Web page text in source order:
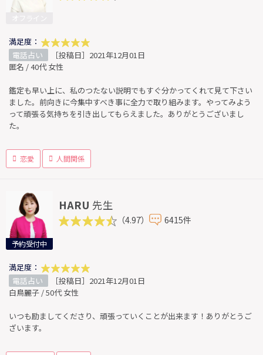
満足度：
電話占い
［投稿日］2021年12月01日
匿名 / 40代 女性
鑑定も早い上に、私のつたない説明でもすぐ分かってくれて見て下さい
ました。前向きに今集中すべき事に全力で取り組みます。やってみよう
って頑張る気持ちを引き出してもらえました。ありがとうございまし
た。
恋愛 人間関係
予約受付中
HARU 先生
（4.97） 6415件
満足度：
電話占い
［投稿日］2021年12月01日
白鳥麗子 / 50代 女性
いつも励ましてくださり、頑張っていくことが出来ます！ありがとうご
ざいます。